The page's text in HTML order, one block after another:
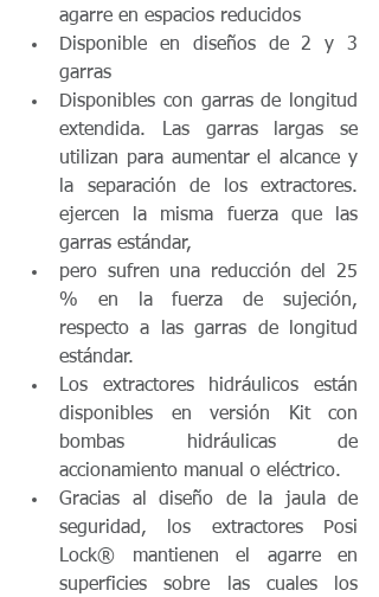
agarre en espacios reducidos
Disponible en diseños de 2 y 3
garras
Disponibles con garras de longitud
extendida. Las garras largas se
utilizan para aumentar el alcance y
la separación de los extractores.
ejercen la misma fuerza que las
garras estándar,
pero sufren una reducción del 25
% en la fuerza de sujeción,
respecto a las garras de longitud
estándar.
Los extractores hidráulicos están
disponibles en versión Kit con
bombas hidráulicas de
accionamiento manual o eléctrico.
Gracias al diseño de la jaula de
seguridad, los extractores Posi
Lock® mantienen el agarre en
superficies sobre las cuales los